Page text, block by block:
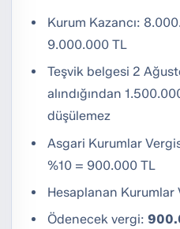
Kurum Kazancı:
9.000.000 TL
Teşvik belgesi 2
alındığından
düşülemez
Asgari Kurumlar
%10 = 900.000 TL
Hesaplanan
Ödenecek vergi: